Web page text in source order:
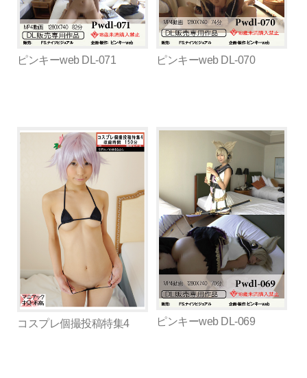
ピンキーweb DL-071 ピンキーweb DL-070
コスプレ個撮投稿特集4 ピンキーweb DL-069